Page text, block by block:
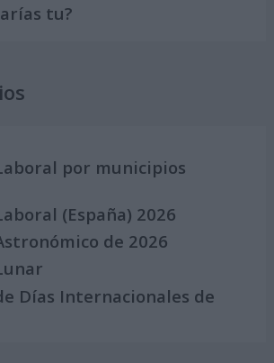
tu?
por municipios
(España) 2026
de 2026
Días Internacionales de